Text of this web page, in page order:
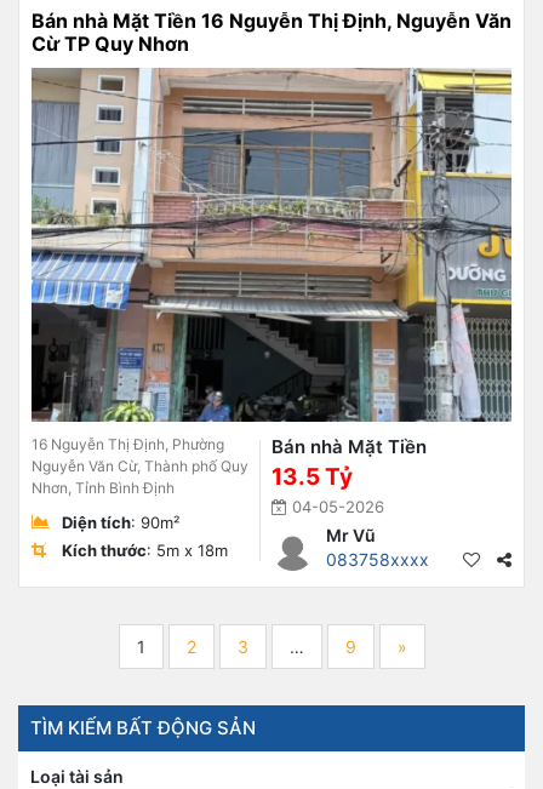
Bán nhà Mặt Tiền 16 Nguyễn Thị Định, Nguyễn Văn
Cừ TP Quy Nhơn
16 Nguyễn Thị Định, Phường
Nguyễn Văn Cừ, Thành phố Quy
Nhơn, Tỉnh Bình Định
Diện tích: 90m²
Kích thước: 5m x 18m
Bán nhà Mặt Tiền
13.5 Tỷ
04-05-2026
Mr Vũ
083758xxxx
1 2 3 … 9 »
TÌM KIẾM BẤT ĐỘNG SẢN
Loại tài sản